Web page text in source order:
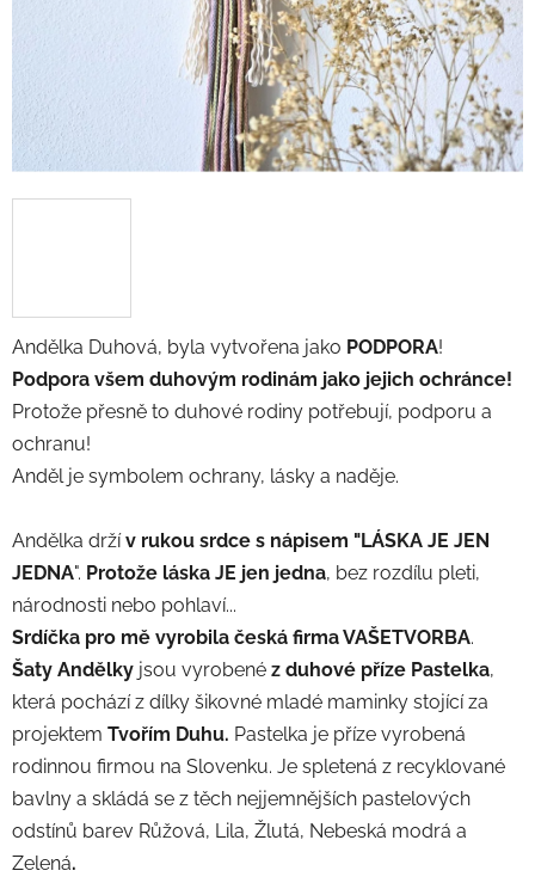
Andělka Duhová, byla vytvořena jako PODPORA!
Podpora všem duhovým rodinám jako jejich ochránce!
Protože přesně to duhové rodiny potřebují, podporu a
ochranu!
Anděl je symbolem ochrany, lásky a naděje.
Andělka držív rukou srdce s nápisem "LÁSKA JE JEN
JEDNA". Protože láska JE jen jedna, bez rozdílu pleti,
národnosti nebo pohlaví...
Srdíčka pro mě vyrobila česká firma VAŠETVORBA.
Šaty Andělky jsou vyrobené z duhové příze Pastelka,
která pochází z dílky šikovné mladé maminky stojící za
projektem Tvořím Duhu. Pastelka je příze vyrobená
rodinnou firmou na Slovenku. Je spletená z recyklované
bavlny a skládá se z těch nejjemnějších pastelových
odstínů barev Růžová, Lila, Žlutá, Nebeská modrá a
Zelená.